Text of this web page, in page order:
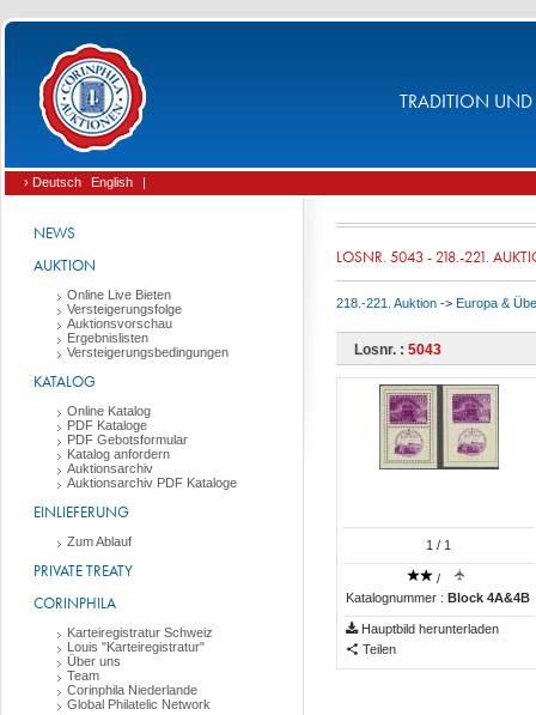
TRADITION UND
› Deutsch English |
NEWS
AUKTION
Online Live Bieten
Versteigerungsfolge
Auktionsvorschau
Ergebnislisten
Versteigerungsbedingungen
KATALOG
Online Katalog
PDF Kataloge
PDF Gebotsformular
Katalog anfordern
Auktionsarchiv
Auktionsarchiv PDF Kataloge
EINLIEFERUNG
Zum Ablauf
PRIVATE TREATY
CORINPHILA
Karteiregistratur Schweiz
Louis "Karteiregistratur"
Über uns
Team
Corinphila Niederlande
Global Philatelic Network
LOSNR. 5043 - 218.-221.
218.-221. Auktion -> Europa &
Losnr. : 5043
1 / 1
/
Katalognummer : Block 4A&4B
Hauptbild herunterladen
Teilen